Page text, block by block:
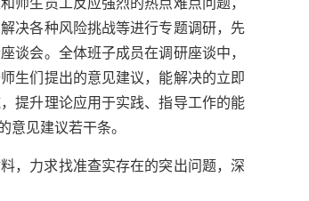
决各种风险挑战等进行专题调研，先
谈会。全体班子成员在调研座谈中，
生们提出的意见建议，能解决的立即
提升理论应用于实践、指导工作的能
见建议若干条。
，力求找准查实存在的突出问题，深